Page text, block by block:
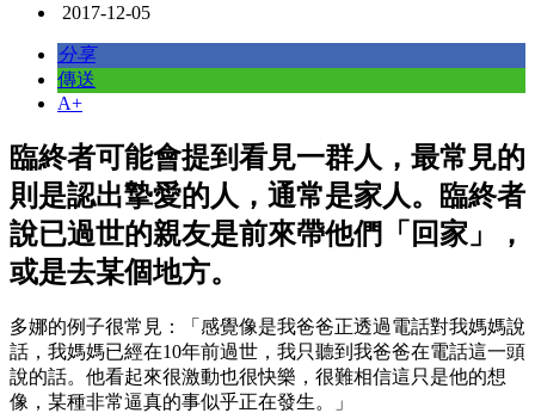
2017-12-05
分享
傳送
A+
臨終者可能會提到看見一群人，最常見的
則是認出摯愛的人，通常是家人。臨終者
說已過世的親友是前來帶他們「回家」，
或是去某個地方。
多娜的例子很常見：「感覺像是我爸爸正透過電話對我媽媽說
話，我媽媽已經在10年前過世，我只聽到我爸爸在電話這一頭
說的話。他看起來很激動也很快樂，很難相信這只是他的想
像，某種非常逼真的事似乎正在發生。」